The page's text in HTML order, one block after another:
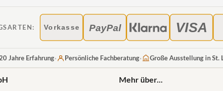
Vorkasse PayPal VISA
Jahre Erfahrung· Persönliche Fachberatung· Große Ausstellung in St.
Mehr über...